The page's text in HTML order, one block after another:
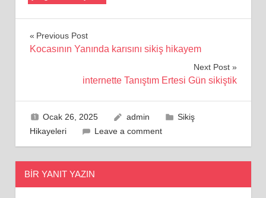
Yazı
Previous Post
Kocasının Yanında karısını sikiş hikayem
Next Post
internette Tanıştım Ertesi Gün sikiştik
Ocak 26, 2025 admin
Sikiş
Hikayeleri
Leave a comment
BIR YANIT YAZIN